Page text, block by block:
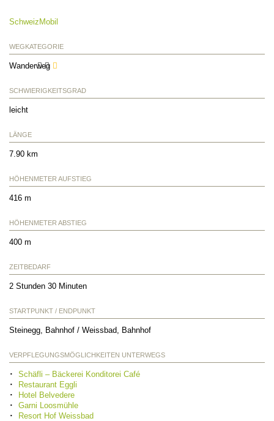
SchweizMobil
WEGKATEGORIE
Wanderweg
SCHWIERIGKEITSGRAD
leicht
LÄNGE
7.90 km
HÖHENMETER AUFSTIEG
416 m
HÖHENMETER ABSTIEG
400 m
ZEITBEDARF
2 Stunden 30 Minuten
STARTPUNKT / ENDPUNKT
Steinegg, Bahnhof / Weissbad, Bahnhof
VERPFLEGUNGSMÖGLICHKEITEN UNTERWEGS
Schäfli – Bäckerei Konditorei Café
Restaurant Eggli
Hotel Belvedere
Garni Loosmühle
Resort Hof Weissbad